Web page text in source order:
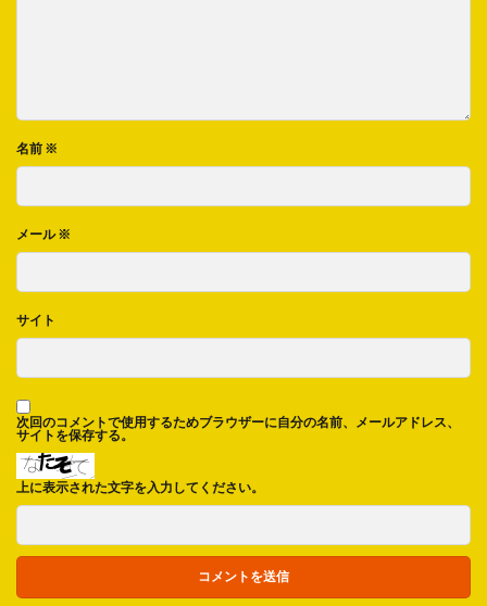
名前 ※
メール※
サイト
次回のコメントで使用するためブラウザーに自分の名前、メールアドレス、
サイトを保存する。
上に表示された文字を入力してください。